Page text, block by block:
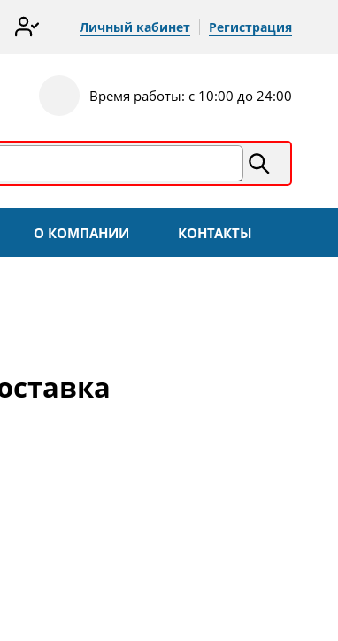
Личный кабинет Регистрация
Время работы: с 10:00 до 24:00
О КОМПАНИИ КОНТАКТЫ